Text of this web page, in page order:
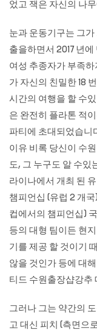
었고 잭은 자신의 나
눈과 운동기구는 그가
출을하면서 2017 년
여성 추종자가 부족하
가 자신의 친밀한 18
시간의 여행을 할 수
은 완전히 플라톤 적
파티에 초대되었습니
이유 비록 당신이 수
도, 그 누구도 알 수있
라이나에서 개최 된
챔피언십 (유럽 2 개
컵에서의 챔피언십)
등의 대형 팀이든 현
기를 제공 할 것이기
않을 것인가 등에 대
티드 수원출장샵강추
그러나 그는 약간의
고 대신 피치 (측면으